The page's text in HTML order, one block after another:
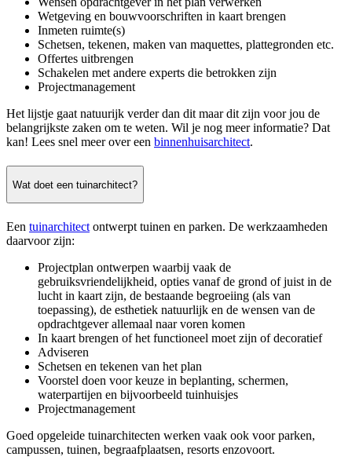
Wetgeving en bouwvoorschriften in kaart brengen
Inmeten ruimte(s)
Schetsen, tekenen, maken van maquettes, plattegronden etc.
Offertes uitbrengen
Schakelen met andere experts die betrokken zijn
Projectmanagement
Het lijstje gaat natuurijk verder dan dit maar dit zijn voor jou de
belangrijkste zaken om te weten. Wil je nog meer informatie? Dat
kan! Lees snel meer over een binnenhuisarchitect.
Wat doet een tuinarchitect?
Een tuinarchitect ontwerpt tuinen en parken. De werkzaamheden
daarvoor zijn:
Projectplan ontwerpen waarbij vaak de
gebruiksvriendelijkheid, opties vanaf de grond of juist in de
lucht in kaart zijn, de bestaande begroeiing (als van
toepassing), de esthetiek natuurlijk en de wensen van de
opdrachtgever allemaal naar voren komen
In kaart brengen of het functioneel moet zijn of decoratief
Adviseren
Schetsen en tekenen van het plan
Voorstel doen voor keuze in beplanting, schermen,
waterpartijen en bijvoorbeeld tuinhuisjes
Projectmanagement
Goed opgeleide tuinarchitecten werken vaak ook voor parken,
campussen, tuinen, begraafplaatsen, resorts enzovoort.